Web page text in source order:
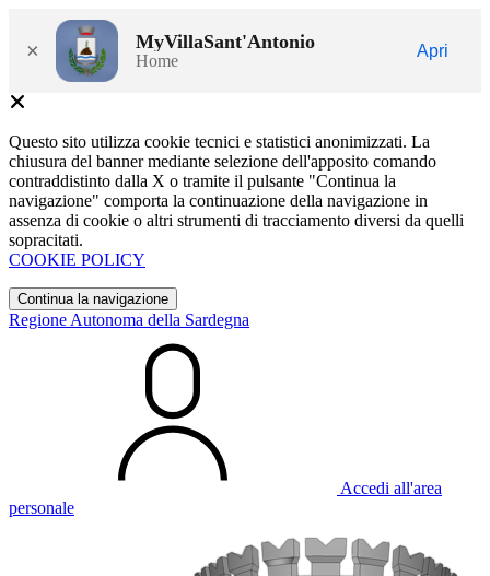
× MyVillaSant'Antonio
Home
Apri
Questo sito utilizza cookie tecnici e statistici anonimizzati. La
chiusura del banner mediante selezione dell'apposito comando
contraddistinto dalla X o tramite il pulsante "Continua la
navigazione" comporta la continuazione della navigazione in
assenza di cookie o altri strumenti di tracciamento diversi da quelli
sopracitati.
COOKIE POLICY
Continua la navigazione
Regione Autonoma della Sardegna
Accedi all'area
personale